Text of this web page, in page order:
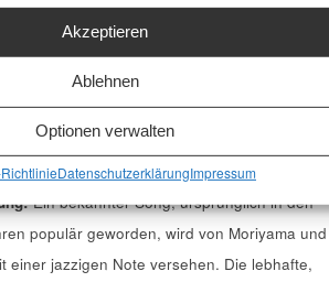
Akzeptieren
Ablehnen
Optionen verwalten
DatenschutzerklärungImpressum
melancholischer Intensität gesungen wird.
für eine gedämpfte, aber tiefgründige
Untermalung, die Moriyamas Interpretation
Charakter verleiht.
Life“– 6:30
Ein bekannter Song, ursprünglich in den
populär geworden, wird von Moriyama und
einer jazzigen Note versehen. Die lebhafte,